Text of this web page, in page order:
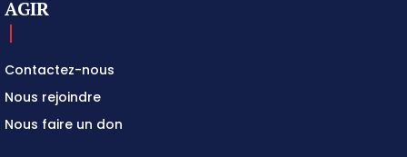
Contactez-nous
Nous rejoindre
Nous faire un don